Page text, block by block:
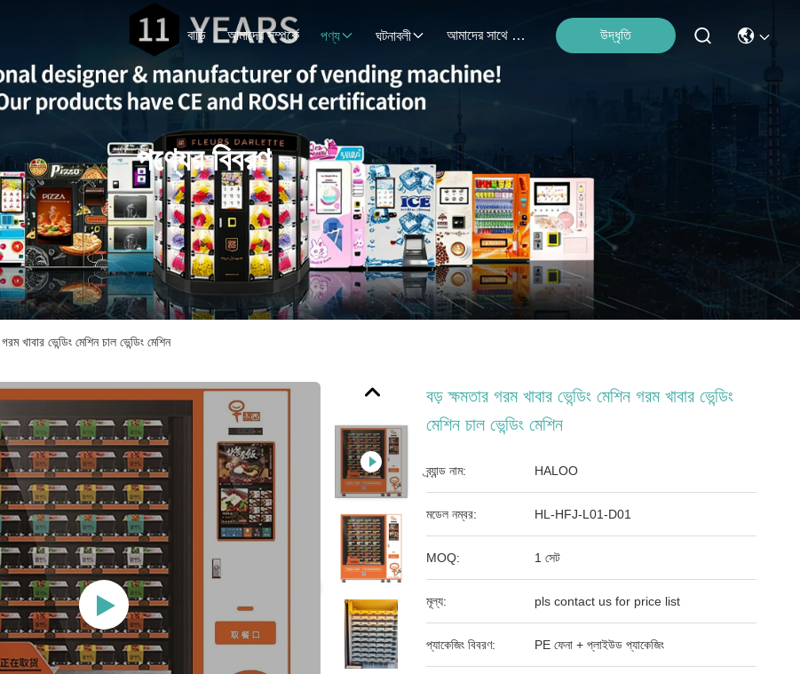
বাড়ি আমাদের সম্পর্কে পণ্য ঘটনাবলী আমাদের সাথে যোগাযোগ করুন উদ্ধৃতি
পণ্যের বিবরণ
খাবার ভেন্ডিং মেশিন চাল ভেন্ডিং মেশিন
বড় ক্ষমতার গরম খাবার ভেন্ডিং মেশিন গরম খাবার ভেন্ডিং
মেশিন চাল ভেন্ডিং মেশিন
ব্র্যান্ড নাম: HALOO
মডেল নম্বর: HL-HFJ-L01-D01
MOQ: 1 সেট
মূল্য: pls contact us for price list
প্যাকেজিং বিবরণ: PE ফেনা + প্লাইউড প্যাকেজিং